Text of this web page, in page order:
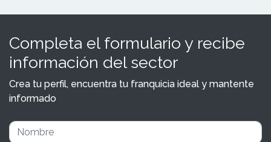
Completa el formulario y recibe
información del sector
Crea tu perfil, encuentra tu franquicia ideal y mantente
informado